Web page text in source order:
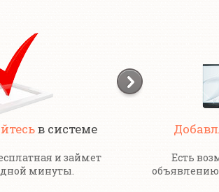
в системе
и займет
минуты.
Есть